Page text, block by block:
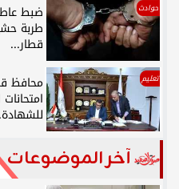
حوادث
طربة
قطار...
تعليم محافظ
آخر الموضوعات